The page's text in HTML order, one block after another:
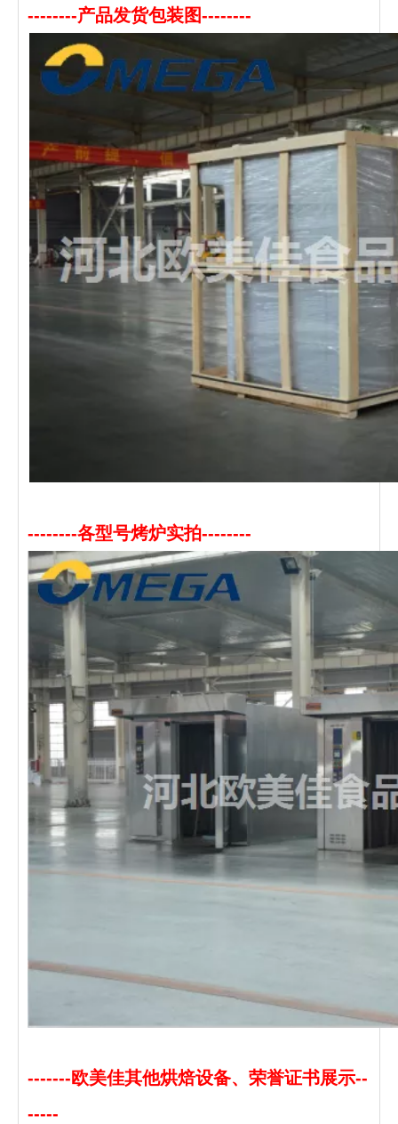
--------产品发货包装图--------
--------各型号烤炉实拍--------
-------欧美佳其他烘焙设备、荣誉证书展示--
-----